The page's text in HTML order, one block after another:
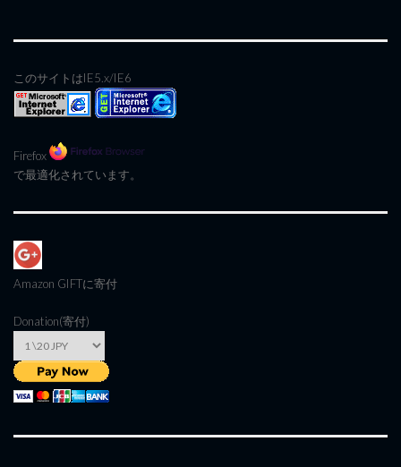
このサイトはIE5.x/IE6
Firefox
で最適化されています。
Amazon GIFTに寄付
Donation(寄付)